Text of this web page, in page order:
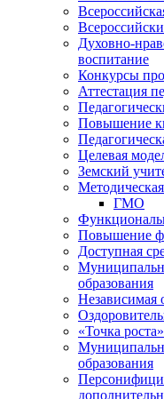
Духовно-
воспитание
Конкурсы
Аттестация
Повышение
Целевая
Земский
ГМО
Повышение
Доступная
образования
Независимая
«Точка роста»
образования